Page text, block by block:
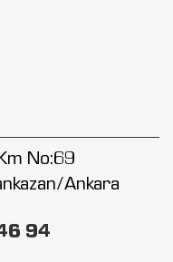
No:69
Ankara
94